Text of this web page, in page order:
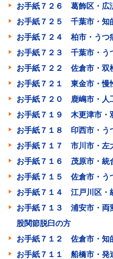
お手紙７２６ 葛飾区・広
お手紙７２５ 千葉市・知
お手紙７２４ 柏市・うつ
お手紙７２３ 千葉市・う
お手紙７２２ 佐倉市・双
お手紙７２１ 東金市・慢
お手紙７２０ 鹿嶋市・人
お手紙７１９ 木更津市・
お手紙７１８ 印西市・う
お手紙７１７ 市川市・左
お手紙７１６ 茂原市・統
お手紙７１５ 佐倉市・う
お手紙７１４ 江戸川区・
お手紙７１３ 浦安市・両
股関節脱臼の方
お手紙７１２ 佐倉市・知
お手紙７１１ 船橋市・発